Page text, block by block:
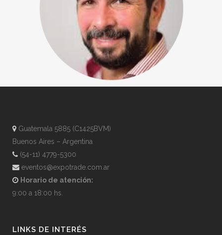
Guatemala 5885 (C1425BVM)
Buenos Aires – Argentina
(54-11) 4779-5300
eventos@expotrade.com.ar
Horario de atención:
9:00 a 18:00 hs.
LINKS DE INTERÉS